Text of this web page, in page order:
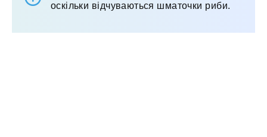
оскільки відчуваються шматочки риби.